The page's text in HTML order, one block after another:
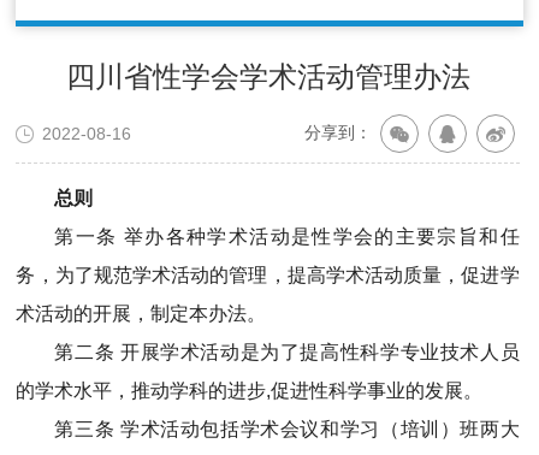
四川省性学会学术活动管理办法
2022-08-16 分享到：
总则
第一条 举办各种学术活动是性学会的主要宗旨和任
务，为了规范学术活动的管理，提高学术活动质量，促进学
术活动的开展，制定本办法。
第二条 开展学术活动是为了提高性科学专业技术人员
的学术水平，推动学科的进步,促进性科学事业的发展。
第三条 学术活动包括学术会议和学习（培训）班两大